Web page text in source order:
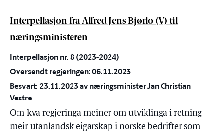
Interpellasjon fra Alfred Jens Bjørlo (V) til
næringsministeren
Interpellasjon nr. 8 (2023-2024)
Oversendt regjeringen: 06.11.2023
Besvart: 23.11.2023 av næringsminister Jan Christian
Vestre
Om kva regjeringa meiner om utviklinga i retning
meir utanlandsk eigarskap i norske bedrifter som